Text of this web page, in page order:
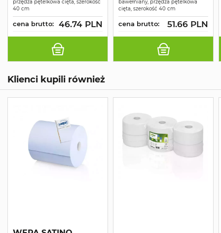
przędza pętelkowa cięta, szerokość
40 cm
cena brutto: 46.74 PLN
PĘTELKOWY CIĘTY
BRZEG 40CM
bawełniany, przędza pętelkowa
cięta, szerokość 40 cm
cena brutto: 51.66 PLN
Klienci kupili również